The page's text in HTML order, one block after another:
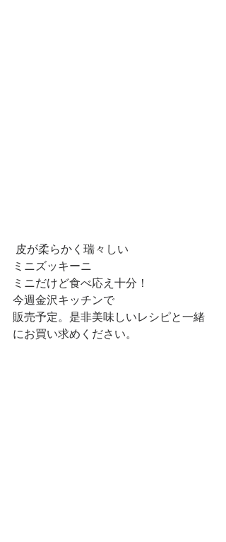
皮が柔らかく瑞々しい
ミニズッキーニ
ミニだけど食べ応え十分！
今週金沢キッチンで
販売予定。是非美味しいレシピと一緒
にお買い求めください。